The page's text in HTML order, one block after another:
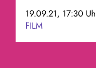
19.09.21, 17:30
FILM